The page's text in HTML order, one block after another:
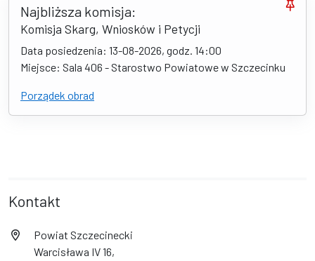
Najbliższa komisja:
Komisja Skarg, Wniosków i Petycji
Data posiedzenia: 13-08-2026, godz. 14:00
Miejsce: Sala 406 - Starostwo Powiatowe w Szczecinku
Porządek obrad
Kontakt
Powiat Szczecinecki
Warcisława IV 16,